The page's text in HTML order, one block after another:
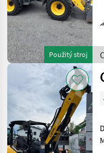
Weidemann
Thaler
Schäffer
Fuchs
Giant
Použitý stroj
-